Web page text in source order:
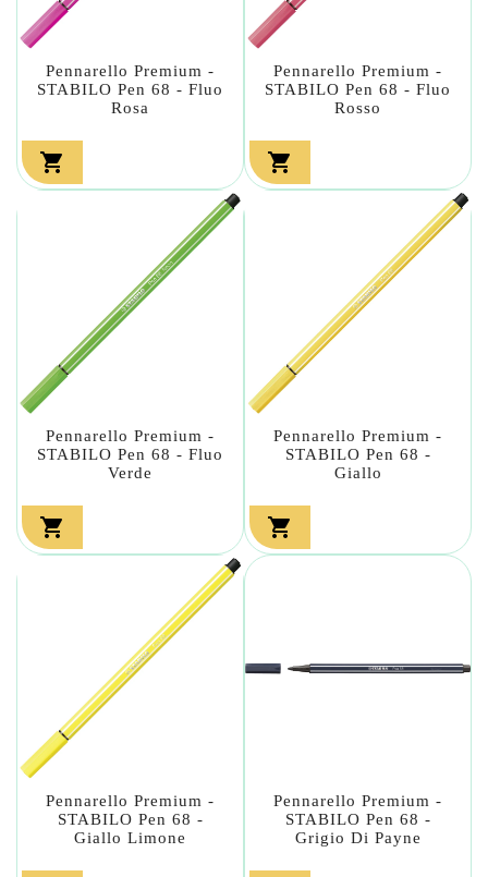
Pennarello Premium -
STABILO Pen 68 - Fluo
Rosa

Pennarello Premium -
STABILO Pen 68 - Fluo
Rosso

Pennarello Premium -
STABILO Pen 68 - Fluo
Verde

Pennarello Premium -
STABILO Pen 68 -
Giallo

Pennarello Premium -
STABILO Pen 68 -
Giallo Limone
Pennarello Premium -
STABILO Pen 68 -
Grigio Di Payne